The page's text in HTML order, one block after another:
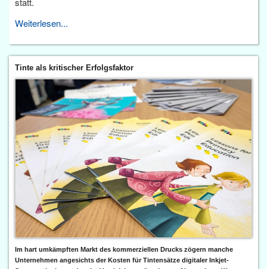
Weiterlesen...
Tinte als kritischer Erfolgsfaktor
Im hart umkämpften Markt des kommerziellen Drucks zögern manche
Unternehmen angesichts der Kosten für Tintensätze digitaler Inkjet-